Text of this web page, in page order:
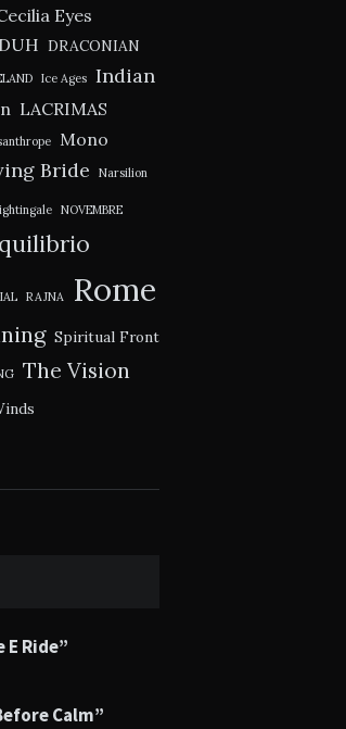
Eyes
DRACONIAN
Ice Ages Indian
LACRIMAS
Mono
Bride Narsilion
NOVEMBRE
RAJNA Rome
Spiritual Front
The Vision
E Ride”
Calm”